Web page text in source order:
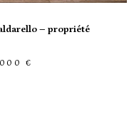
– propriété
€